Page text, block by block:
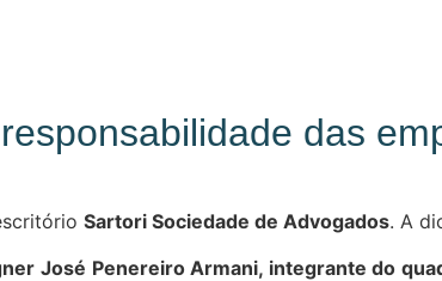
das
Sartori Sociedade de Advogados. A
José Penereiro Armani, integrante do